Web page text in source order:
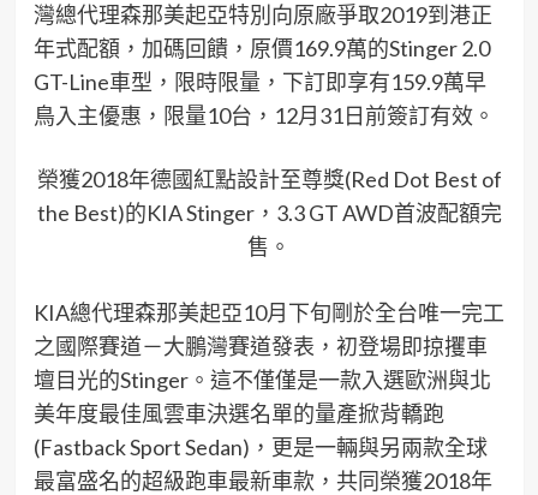
灣總代理森那美起亞特別向原廠爭取2019到港正
年式配額，加碼回饋，原價169.9萬的Stinger 2.0
GT-Line車型，限時限量，下訂即享有159.9萬早
鳥入主優惠，限量10台，12月31日前簽訂有效。
榮獲2018年德國紅點設計至尊獎(Red Dot Best of
the Best)的KIA Stinger，3.3 GT AWD首波配額完
售。
KIA總代理森那美起亞10月下旬剛於全台唯一完工
之國際賽道－大鵬灣賽道發表，初登場即掠攫車
壇目光的Stinger。這不僅僅是一款入選歐洲與北
美年度最佳風雲車決選名單的量產掀背轎跑
(Fastback Sport Sedan)，更是一輛與另兩款全球
最富盛名的超級跑車最新車款，共同榮獲2018年